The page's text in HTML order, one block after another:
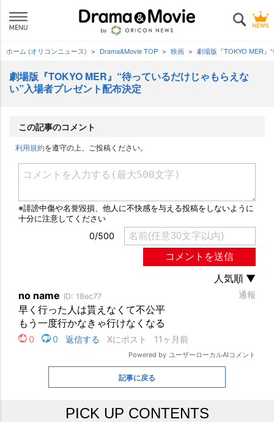
ホーム (オリコンニュース) Drama&Movie TOP 映画 劇場版『TOKYO MER
劇場版『TOKYO MER』“待っているだけじゃもらえな
い”入場者プレゼント配布決定
この記事のコメント
利用規約を遵守の上、ご投稿ください。
記事に戻る
PICK UP CONTENTS